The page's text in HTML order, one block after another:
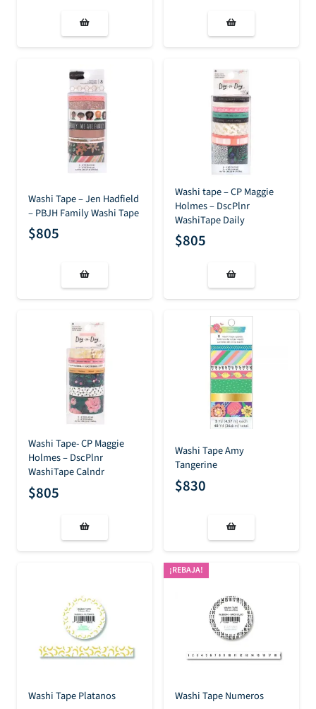
Washi Tape – Jen Hadfield
– PBJH Family Washi Tape
$805
Washi tape – CP Maggie
Holmes – DscPlnr
WashiTape Daily
$805
Washi Tape- CP Maggie
Holmes – DscPlnr
WashiTape Calndr
$805
Washi Tape Amy
Tangerine
$830
Washi Tape Platanos
¡REBAJA!
Washi Tape Numeros